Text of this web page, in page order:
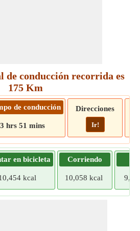
de conducción recorrida es
175 Km
de conducción
3 hrs 51 mins
Direcciones
Ir!
en bicicleta
kcal
Corriendo
10,058 kcal